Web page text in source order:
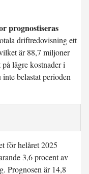
prognostiseras
driftredovisning ett
är 88,7 miljoner
lägre kostnader i
belastat perioden
för helåret 2025
3,6 procent av
Prognosen är 14,8